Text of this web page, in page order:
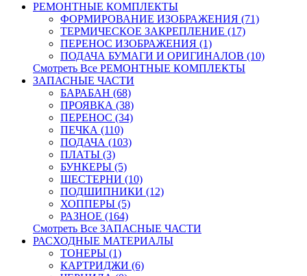
РЕМОНТНЫЕ КОМПЛЕКТЫ
ФОРМИРОВАНИЕ ИЗОБРАЖЕНИЯ (71)
ТЕРМИЧЕСКОЕ ЗАКРЕПЛЕНИЕ (17)
ПЕРЕНОС ИЗОБРАЖЕНИЯ (1)
ПОДАЧА БУМАГИ И ОРИГИНАЛОВ (10)
Смотреть Все РЕМОНТНЫЕ КОМПЛЕКТЫ
ЗАПАСНЫЕ ЧАСТИ
БАРАБАН (68)
ПРОЯВКА (38)
ПЕРЕНОС (34)
ПЕЧКА (110)
ПОДАЧА (103)
ПЛАТЫ (3)
БУНКЕРЫ (5)
ШЕСТЕРНИ (10)
ПОДШИПНИКИ (12)
ХОППЕРЫ (5)
РАЗНОЕ (164)
Смотреть Все ЗАПАСНЫЕ ЧАСТИ
РАСХОДНЫЕ МАТЕРИАЛЫ
ТОНЕРЫ (1)
КАРТРИДЖИ (6)